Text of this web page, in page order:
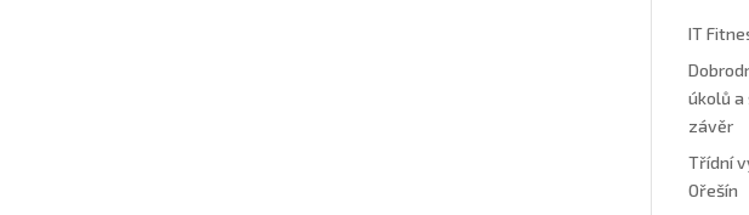
IT
úkolů a
závěr
Třídní
Ořešín